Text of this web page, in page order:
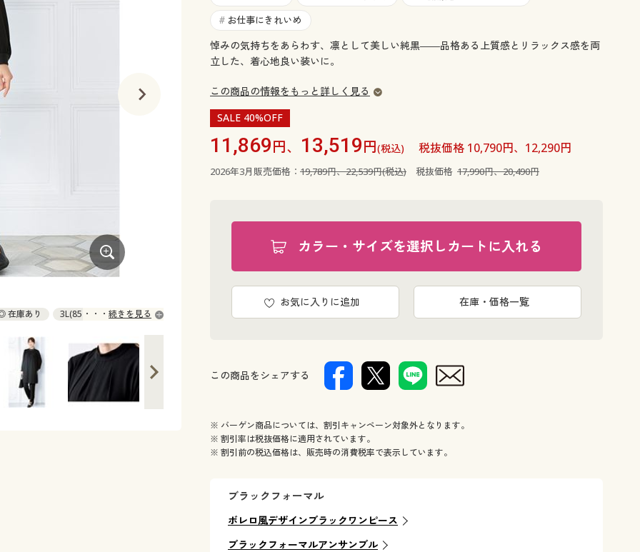
在庫あり 3L(85～93) ◎ 在庫あり
続きを見る
ブラック コーディネート例
# お仕事にきれいめ
悼みの気持ちをあらわす、凛として美しい純黒――品格ある上質感とリラックス感を両
立した、着心地良い装いに。
この商品の情報をもっと詳しく見る
SALE 40%OFF
11,869円、 13,519円(税込) 税抜価格 10,790円、12,290円
2026年3月販売価格： 19,789円、22,539円(税込) 税抜価格 17,990円、20,490円
カラー・サイズを選択しカートに入れる
お気に入りに追加 在庫・価格一覧
この商品をシェアする
※ バーゲン商品については、割引キャンペーン対象外となります。
※ 割引率は税抜価格に適用されています。
※ 割引前の税込価格は、販売時の消費税率で表示しています。
ブラックフォーマル
ボレロ風デザインブラックワンピース
ブラックフォーマルアンサンブル